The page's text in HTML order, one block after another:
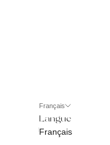
Français
Langue
Français